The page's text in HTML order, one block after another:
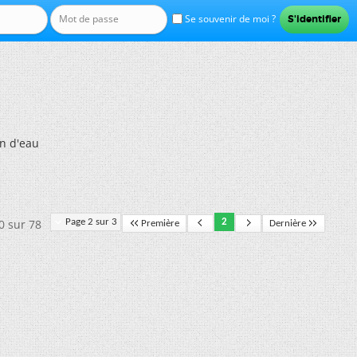
Se souvenir de moi ?
d'eau
Page 2 sur 3 Première 2 Dernière
sur 78